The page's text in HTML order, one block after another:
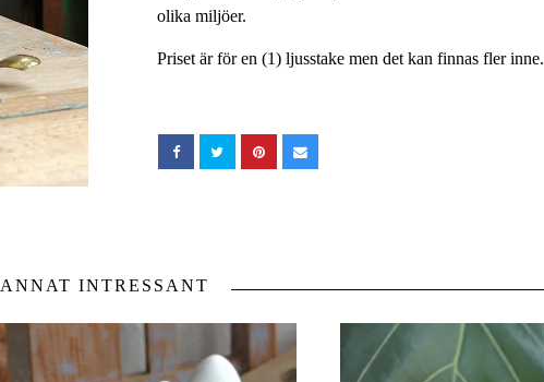
olika miljöer.
Priset är för en (1) ljusstake men det kan finnas fler inne.
ANNAT INTRESSANT